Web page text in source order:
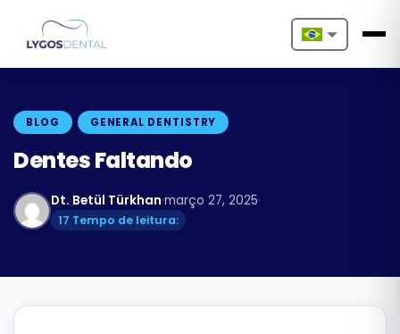
Nederlands
Español
BLOG GENERAL DENTISTRY
Dentes Faltando
Dt. Betül Türkhan·março 27, 2025·
17 Tempo de leitura: